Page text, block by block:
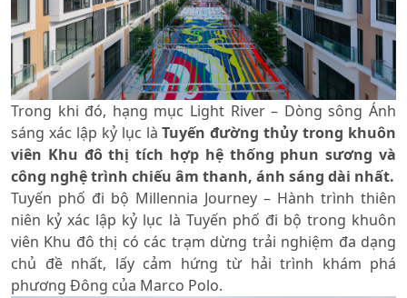
Trong khi đó, hạng mục Light River – Dòng sông Ánh
sáng xác lập kỷ lục làTuyến đường thủy trong khuôn
viên Khu đô thị tích hợp hệ thống phun sương và
công nghệ trình chiếu âm thanh, ánh sáng dài nhất.
Tuyến phố đi bộ Millennia Journey – Hành trình thiên
niên kỷ xác lập kỷ lục là Tuyến phố đi bộ trong khuôn
viên Khu đô thị có các trạm dừng trải nghiệm đa dạng
chủ đề nhất, lấy cảm hứng từ hải trình khám phá
phương Đông của Marco Polo.